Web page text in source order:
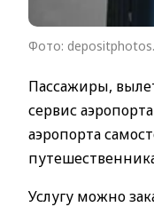
Фото:
Пассажиры,
сервис
аэропорта
Услугу можно